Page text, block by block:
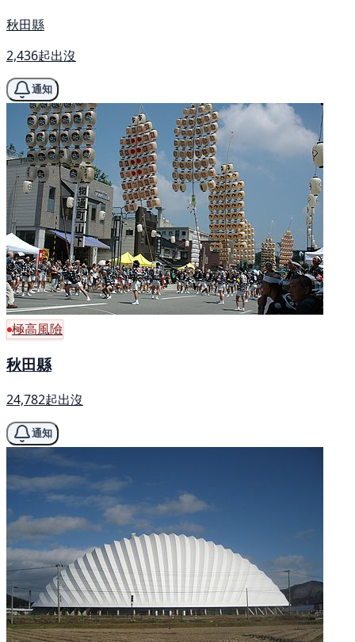
秋田縣
2,436起出沒
通知
極高風險
秋田縣
24,782起出沒
通知